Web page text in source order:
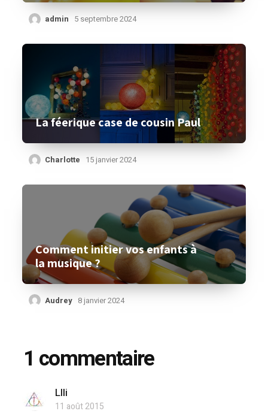
admin 5 septembre 2024
La féerique case de cousin Paul
Charlotte 15 janvier 2024
Comment initier vos enfants à
la musique ?
Audrey 8 janvier 2024
1 commentaire
LIli
11 août 2015